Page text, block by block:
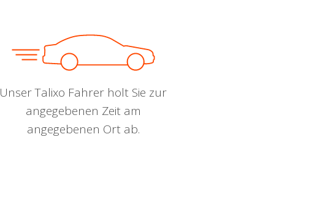
Unser Talixo Fahrer holt Sie zur
angegebenen Zeit am
angegebenen Ort ab.